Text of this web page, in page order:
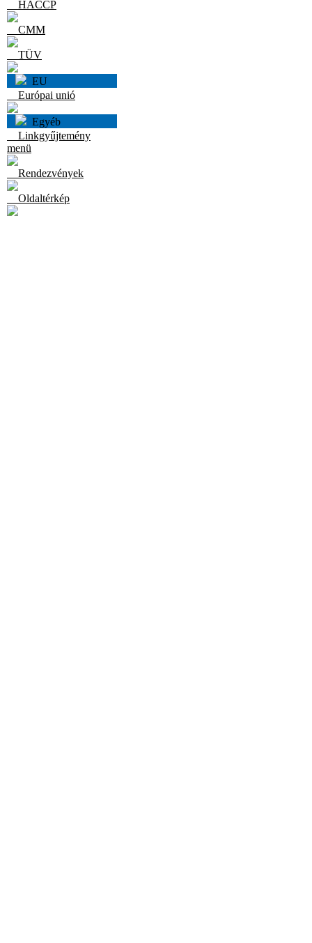
HACCP
CMM
TÜV
EU
Európai unió
Egyéb
Linkgyűjtemény
menü
Rendezvények
Oldaltérkép